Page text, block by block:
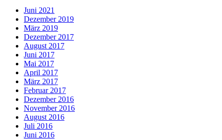
Juni 2021
Dezember 2019
März 2019
Dezember 2017
August 2017
Juni 2017
Mai 2017
April 2017
März 2017
Februar 2017
Dezember 2016
November 2016
August 2016
Juli 2016
Juni 2016